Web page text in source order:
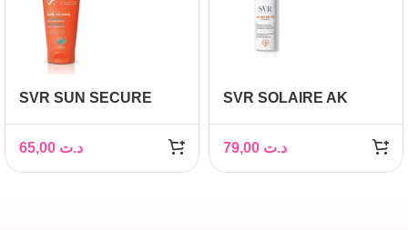
SVR SUN SECURE
د.ت
SVR SOLAIRE AK
CREME TRES HAUTE
PROTECTION SPF50+
50ML
د.ت